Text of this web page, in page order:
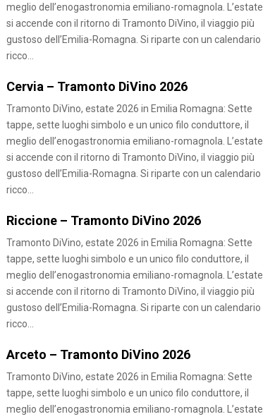
meglio dell’enogastronomia emiliano-romagnola. L’estate
si accende con il ritorno di Tramonto DiVino, il viaggio più
gustoso dell’Emilia-Romagna. Si riparte con un calendario
ricco...
Cervia – Tramonto DiVino 2026
Tramonto DiVino, estate 2026 in Emilia Romagna: Sette
tappe, sette luoghi simbolo e un unico filo conduttore, il
meglio dell’enogastronomia emiliano-romagnola. L’estate
si accende con il ritorno di Tramonto DiVino, il viaggio più
gustoso dell’Emilia-Romagna. Si riparte con un calendario
ricco...
Riccione – Tramonto DiVino 2026
Tramonto DiVino, estate 2026 in Emilia Romagna: Sette
tappe, sette luoghi simbolo e un unico filo conduttore, il
meglio dell’enogastronomia emiliano-romagnola. L’estate
si accende con il ritorno di Tramonto DiVino, il viaggio più
gustoso dell’Emilia-Romagna. Si riparte con un calendario
ricco...
Arceto – Tramonto DiVino 2026
Tramonto DiVino, estate 2026 in Emilia Romagna: Sette
tappe, sette luoghi simbolo e un unico filo conduttore, il
meglio dell’enogastronomia emiliano-romagnola. L’estate